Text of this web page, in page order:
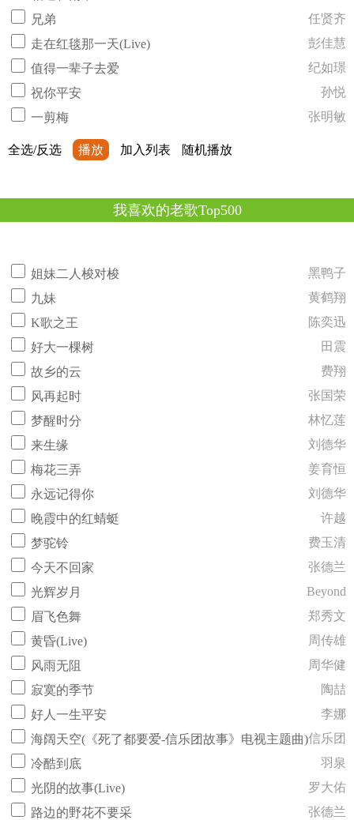
兄弟
任贤齐
走在红毯那一天(Live)
彭佳慧
值得一辈子去爱
纪如璟
祝你平安
孙悦
一剪梅
张明敏
全选/反选 播放 加入列表 随机播放
我喜欢的老歌Top500
姐妹二人梭对梭
黑鸭子
九妹
黄鹤翔
K歌之王
陈奕迅
好大一棵树
田震
故乡的云
费翔
风再起时
张国荣
梦醒时分
林忆莲
来生缘
刘德华
梅花三弄
姜育恒
永远记得你
刘德华
晚霞中的红蜻蜓
许越
梦驼铃
费玉清
今天不回家
张德兰
光辉岁月
Beyond
眉飞色舞
郑秀文
黄昏(Live)
周传雄
风雨无阻
周华健
寂寞的季节
陶喆
好人一生平安
李娜
海阔天空(《死了都要爱-信乐团故事》电视主题曲)信乐团
冷酷到底
羽泉
光阴的故事(Live)
罗大佑
路边的野花不要采
张德兰